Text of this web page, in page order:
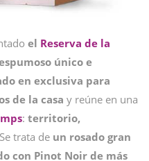
el Reserva de la
único e
en exclusiva para
de la casa y reúne en una
: territorio,
trata de un rosado gran
con Pinot Noir de más